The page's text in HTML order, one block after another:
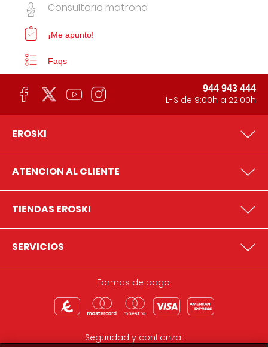
Consultorio matrona
¡Me apunto!
Faqs
944 943 444
L-S de 9:00h a 22:00h
EROSKI
ATENCION AL CLIENTE
TIENDAS EROSKI
SERVICIOS
Formas de pago:
Seguridad y confianza: